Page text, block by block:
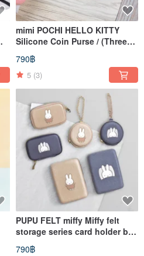
mimi POCHI HELLO KITTY
Silicone Coin Purse / (Three
Colors)
790฿
5 (3)
PUPU FELT miffy Miffy felt
storage series card holder bag
/ charm bag / storage box
790฿